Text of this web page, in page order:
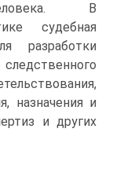
В
судебная
разработки
назначения и
и других